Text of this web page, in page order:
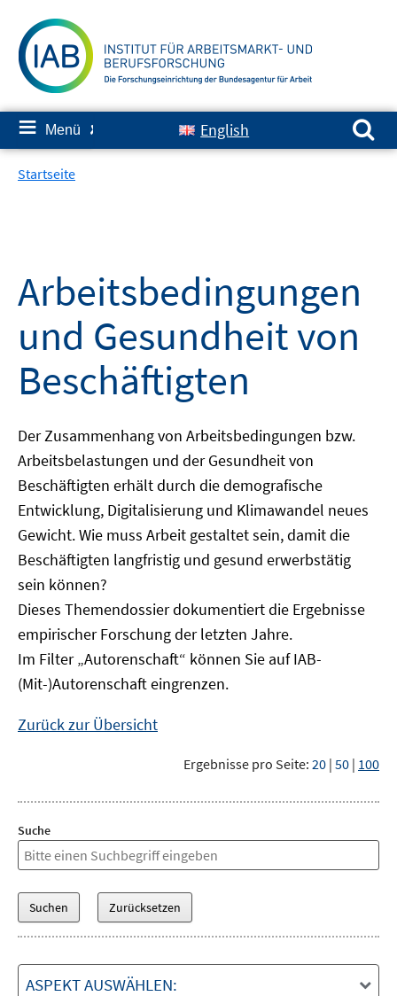
zum
Inhalt
≡ Menü ✘ English
Suchen nach:
Startseite
Arbeitsbedingungen
und Gesundheit von
Beschäftigten
Der Zusammenhang von Arbeitsbedingungen bzw.
Arbeitsbelastungen und der Gesundheit von
Beschäftigten erhält durch die demografische
Entwicklung, Digitalisierung und Klimawandel neues
Gewicht. Wie muss Arbeit gestaltet sein, damit die
Beschäftigten langfristig und gesund erwerbstätig
sein können?
Dieses Themendossier dokumentiert die Ergebnisse
empirischer Forschung der letzten Jahre.
Im Filter „Autorenschaft“ können Sie auf IAB-
(Mit-)Autorenschaft eingrenzen.
Zurück zur Übersicht
Ergebnisse pro Seite: 20 | 50 | 100
Suche
ASPEKT AUSWÄHLEN: